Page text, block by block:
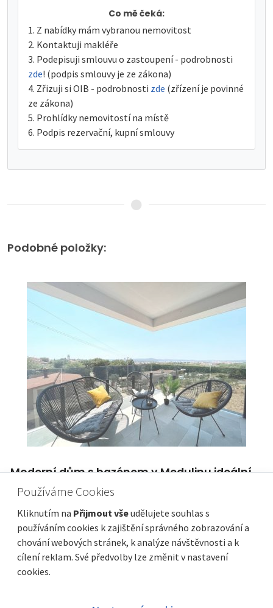
Co mě čeká:
Z nabídky mám vybranou nemovitost
Kontaktuji makléře
Podepisuji smlouvu o zastoupení - podrobnosti
zde! (podpis smlouvy je ze zákona)
Zřizuji si OIB - podrobnosti zde (zřízení je povinné
ze zákona)
Prohlídky nemovitostí na místě
Podpis rezervační, kupní smlouvy
Podobné položky:
Moderní dům s bazénem v Medulinu ideální
pro rodinu nebo investici
Cena870 000 € Vzdálenost od moře
1 800 m
Plocha celkem
175 m² Obec, část obce
Medulin
Používáme Cookies
Kliknutím na Přijmout všeudělujete souhlas s
používáním cookies k zajištění správného zobrazování a
chování webových stránek, k analýze návštěvnosti a k
cílení reklam. Své předvolby lze změnit v nastavení
cookies.